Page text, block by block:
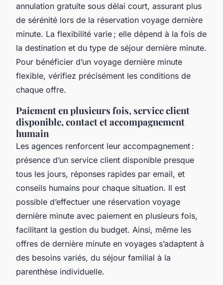
annulation gratuite sous délai court, assurant plus
de sérénité lors de la réservation voyage dernière
minute. La flexibilité varie ; elle dépend à la fois de
la destination et du type de séjour dernière minute.
Pour bénéficier d’un voyage dernière minute
flexible, vérifiez précisément les conditions de
chaque offre.
Paiement en plusieurs fois, service client
disponible, contact et accompagnement
humain
Les agences renforcent leur accompagnement :
présence d’un service client disponible presque
tous les jours, réponses rapides par email, et
conseils humains pour chaque situation. Il est
possible d’effectuer une réservation voyage
dernière minute avec paiement en plusieurs fois,
facilitant la gestion du budget. Ainsi, même les
offres de dernière minute en voyages s’adaptent à
des besoins variés, du séjour familial à la
parenthèse individuelle.